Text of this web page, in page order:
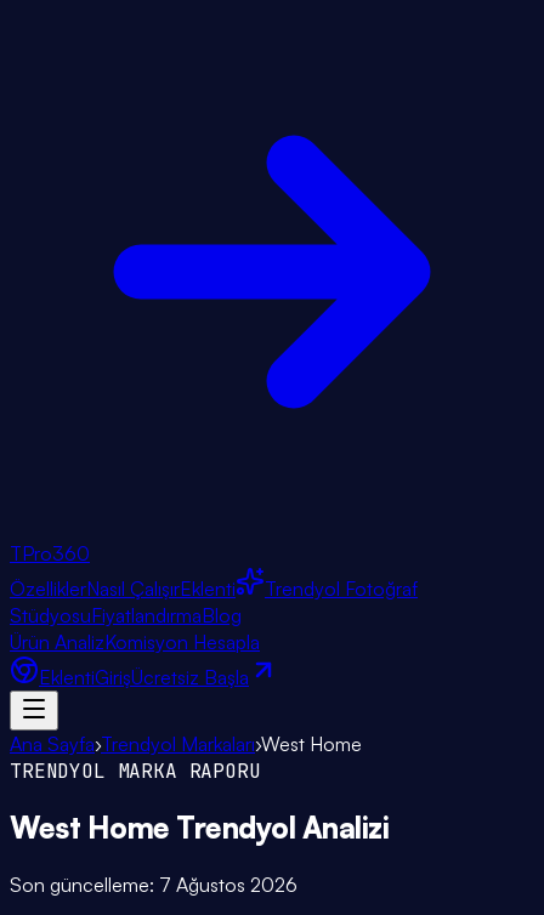
TPro360
ÖzelliklerNasıl ÇalışırEklenti
Trendyol Fotoğraf
StüdyosuFiyatlandırmaBlog
Ürün AnalizKomisyon Hesapla
EklentiGirişÜcretsiz Başla
Ana Sayfa›Trendyol Markaları›West Home
TRENDYOL MARKA RAPORU
West Home Trendyol Analizi
Son güncelleme: 7 Ağustos 2026